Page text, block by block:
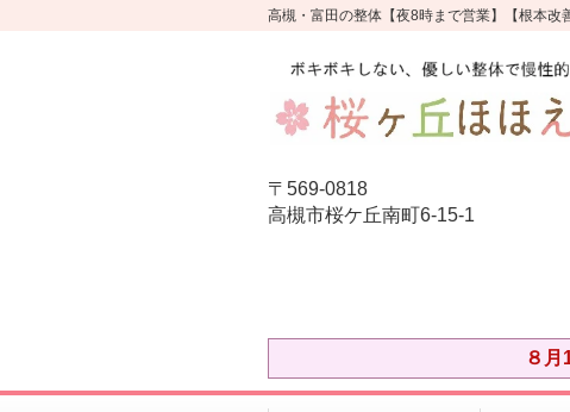
高槻・富田の整体【夜8時まで営業】【根本改
〒569-0818
高槻市桜ケ丘南町6-15-1
８月